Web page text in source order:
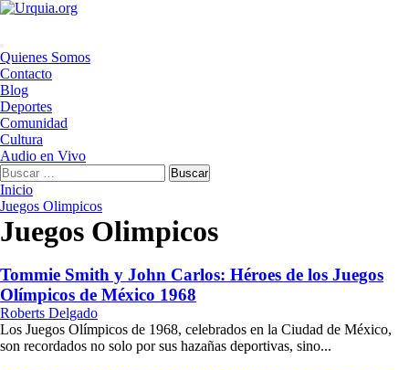
Saltar
Menú
principal
Quienes Somos
Contacto
Blog
Deportes
Comunidad
Cultura
Audio en Vivo
Buscar:
Inicio
Juegos Olimpicos
Juegos Olimpicos
Tommie Smith y John Carlos: Héroes de los Juegos
Olímpicos de México 1968
Roberts Delgado
Los Juegos Olímpicos de 1968, celebrados en la Ciudad de México,
son recordados no solo por sus hazañas deportivas, sino...